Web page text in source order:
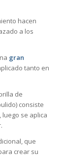
hacen
a los
gran
tanto en
de
consiste
se aplica
que
crear su